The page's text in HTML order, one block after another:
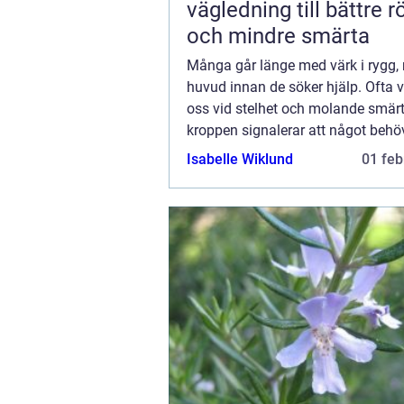
vägledning till bättre
och mindre smärta
Många går länge med värk i rygg,
huvud innan de söker hjälp. Ofta
oss vid stelhet och molande
kroppen signalerar att något
förändras. En kiropraktor arbetar
Isabelle Wiklund 01